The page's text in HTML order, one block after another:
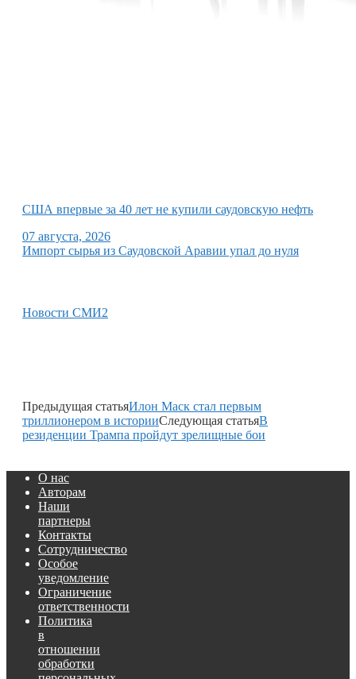
США впервые за 40 лет не купили саудовскую нефть
07 августа, 2026
Импорт сырья из Саудовской Аравии упал до нуля
Новости СМИ2
Предыдущая статьяИлон Маск стал первым
триллионером в историиСледующая статьяВ
резиденции Трампа пройдут зрелищные бои
О нас
Авторам
Наши
партнеры
Контакты
Сотрудничество
Особое
уведомление
Ограничение
ответственности
Политика
в
отношении
обработки